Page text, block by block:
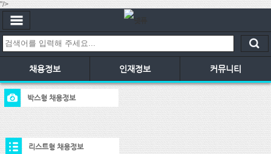
"/>
채용정보 인재정보 커뮤니티
박스형 채용정보
리스트형 채용정보